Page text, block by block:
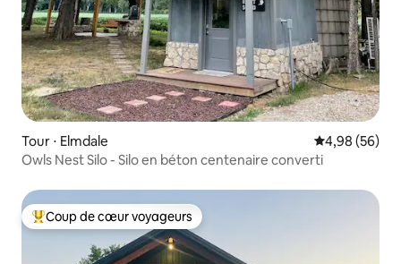
Tour ⋅ Elmdale Évaluation
4,98 (56)
Owls Nest Silo - Silo en béton centenaire converti
Coups de cœur voyageurs les plus appréciés
Coup de cœur voyageurs